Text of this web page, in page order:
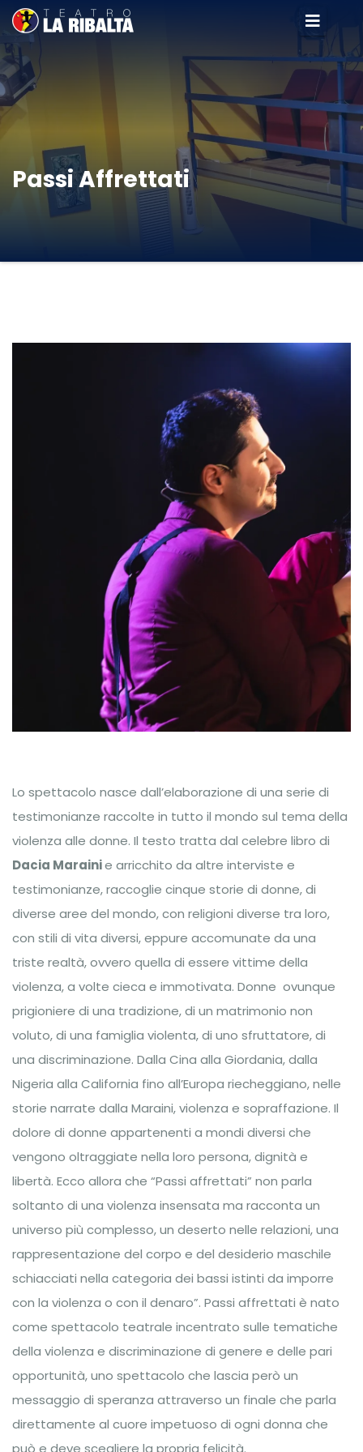
Passi Affrettati
Lo spettacolo nasce dall’elaborazione di una serie di
testimonianze raccolte in tutto il mondo sul tema della
violenza alle donne. Il testo tratta dal celebre libro di
Dacia Marainie arricchito da altre interviste e
testimonianze, raccoglie cinque storie di donne, di
diverse aree del mondo, con religioni diverse tra loro,
con stili di vita diversi, eppure accomunate da una
triste realtà, ovvero quella di essere vittime della
violenza, a volte cieca e immotivata. Donne ovunque
prigioniere di una tradizione, di un matrimonio non
voluto, di una famiglia violenta, di uno sfruttatore, di
una discriminazione. Dalla Cina alla Giordania, dalla
Nigeria alla California fino all’Europa riecheggiano, nelle
storie narrate dalla Maraini, violenza e sopraffazione. Il
dolore di donne appartenenti a mondi diversi che
vengono oltraggiate nella loro persona, dignità e
libertà. Ecco allora che “Passi affrettati” non parla
soltanto di una violenza insensata ma racconta un
universo più complesso, un deserto nelle relazioni, una
rappresentazione del corpo e del desiderio maschile
schiacciati nella categoria dei bassi istinti da imporre
con la violenza o con il denaro”. Passi affrettati è nato
come spettacolo teatrale incentrato sulle tematiche
della violenza e discriminazione di genere e delle pari
opportunità, uno spettacolo che lascia però un
messaggio di speranza attraverso un finale che parla
direttamente al cuore impetuoso di ogni donna che
può e deve scegliere la propria felicità.